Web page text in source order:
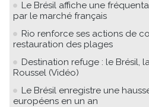
Le Brésil affiche une
par le marché français
Rio renforce ses actions de
restauration des plages
Destination refuge : le Brésil,
Roussel (Vidéo)
Le Brésil enregistre une
européens en un an